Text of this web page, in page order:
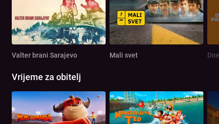
Valter brani Sarajevo Mali svet
Vrijeme za obitelj